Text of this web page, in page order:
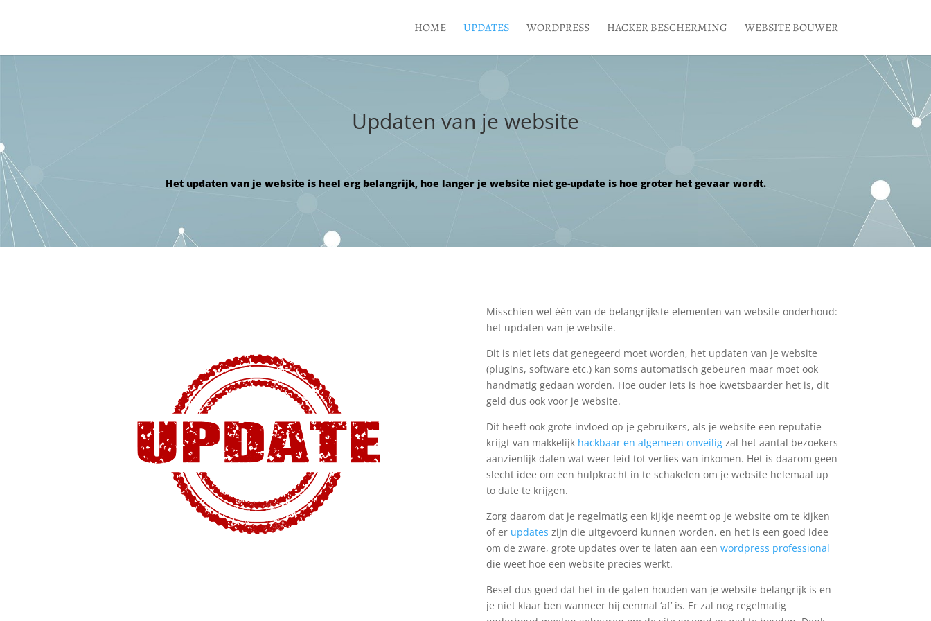
HOME UPDATES WORDPRESS HACKER BESCHERMING WEBSITE BOUWER
Updaten van je website
Het updaten van je website is heel erg belangrijk, hoe langer je website niet ge-update is hoe groter het gevaar wordt.
Misschien wel één van de belangrijkste elementen van website onderhoud:
het updaten van je website.
Dit is niet iets dat genegeerd moet worden, het updaten van je website
(plugins, software etc.) kan soms automatisch gebeuren maar moet ook
handmatig gedaan worden. Hoe ouder iets is hoe kwetsbaarder het is, dit
geld dus ook voor je website.
Dit heeft ook grote invloed op je gebruikers, als je website een reputatie
krijgt van makkelijk hackbaar en algemeen onveiligzal het aantal bezoekers
aanzienlijk dalen wat weer leid tot verlies van inkomen. Het is daarom geen
slecht idee om een hulpkracht in te schakelen om je website helemaal up
to date te krijgen.
Zorg daarom dat je regelmatig een kijkje neemt op je website om te kijken
of er updates zijn die uitgevoerd kunnen worden, en het is een goed idee
om de zware, grote updates over te laten aan een wordpress professional
die weet hoe een website precies werkt.
Besef dus goed dat het in de gaten houden van je website belangrijk is en
je niet klaar ben wanneer hij eenmal ‘af’ is. Er zal nog regelmatig